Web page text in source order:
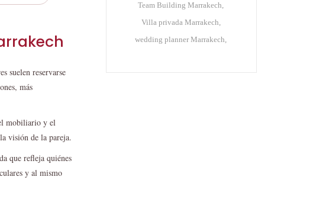
suelen reservarse
más
mobiliario y el
visión de la pareja.
que refleja quiénes
y al mismo
Team Building Marrakech
Villa privada Marrakech
wedding planner Marrakech